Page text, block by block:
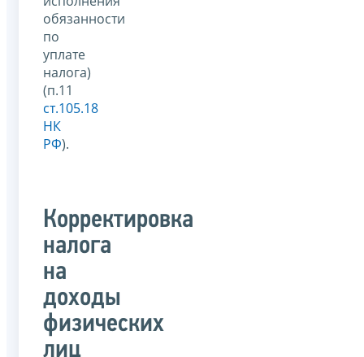
обязанности
по
уплате
налога)
(п.11
ст.105.18
НК
РФ).
Корректировка
налога
на
доходы
физических
лиц